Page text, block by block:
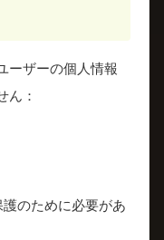
ーザーの個人情報
ん：
のために必要があ